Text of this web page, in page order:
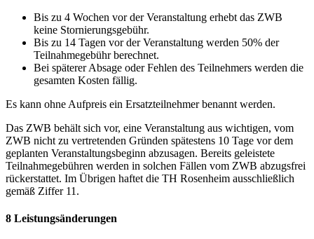
Bis zu 4 Wochen vor der Veranstaltung erhebt das ZWB
keine Stornierungsgebühr.
Bis zu 14 Tagen vor der Veranstaltung werden 50% der
Teilnahmegebühr berechnet.
Bei späterer Absage oder Fehlen des Teilnehmers werden die
gesamten Kosten fällig.
Es kann ohne Aufpreis ein Ersatzteilnehmer benannt werden.
Das ZWB behält sich vor, eine Veranstaltung aus wichtigen, vom
ZWB nicht zu vertretenden Gründen spätestens 10 Tage vor dem
geplanten Veranstaltungsbeginn abzusagen. Bereits geleistete
Teilnahmegebühren werden in solchen Fällen vom ZWB abzugsfrei
rückerstattet. Im Übrigen haftet die TH Rosenheim ausschließlich
gemäß Ziffer 11.
8 Leistungsänderungen